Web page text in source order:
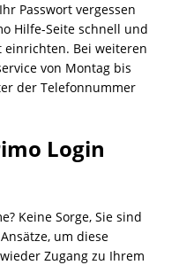
Passwort vergessen
Hilfe-Seite schnell und
einrichten. Bei weiteren
von Montag bis
der Telefonnummer
Login
Keine Sorge, Sie sind
um diese
Zugang zu Ihrem